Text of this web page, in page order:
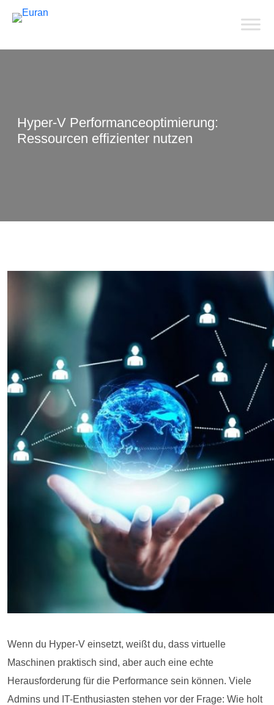
Hyper-V Performanceoptimierung:
Ressourcen effizienter nutzen
Wenn du Hyper-V einsetzt, weißt du, dass virtuelle
Maschinen praktisch sind, aber auch eine echte
Herausforderung für die Performance sein können. Viele
Admins und IT-Enthusiasten stehen vor der Frage: Wie holt